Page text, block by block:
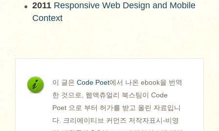
2011 Responsive Web Design and Mobile
Context
이 글은 Code Poet에서 나온 ebook을 번역
한 것으로, 웹액츄얼리 북스팀이 Code
Poet 으로 부터 허가를 받고 올린 자료입니
다. 크리에이티브 커먼즈 저작자표시-비영